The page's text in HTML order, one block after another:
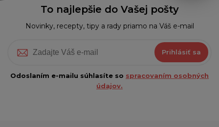
To najlepšie do Vašej pošty
Novinky, recepty, tipy a rady priamo na Váš e-mail
Prihlásiť sa
Odoslaním e-mailu súhlasíte so spracovaním osobných
údajov.